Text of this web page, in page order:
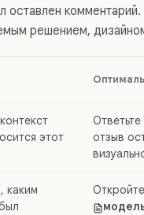
решением,
этот
отзыв
каким